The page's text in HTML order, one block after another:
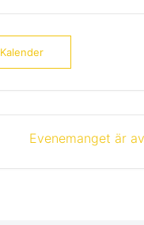
Evenemanget är